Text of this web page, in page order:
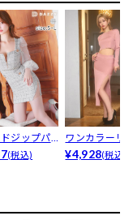
ジップパ
ューチュ
(税込)
ワンカラーリ
ットサイドス
¥4,928(税込)